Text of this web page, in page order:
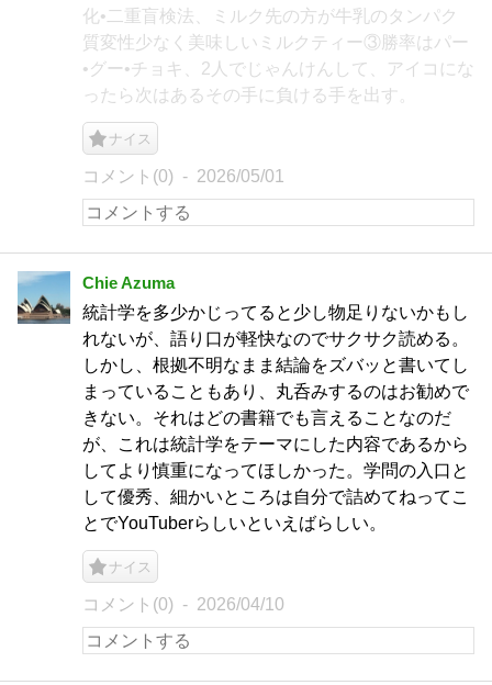
化•二重盲検法、ミルク先の方が牛乳のタンパク
質変性少なく美味しいミルクティー③勝率はパー
•グー•チョキ、2人でじゃんけんして、アイコにな
ったら次はあるその手に負ける手を出す。
ナイス
コメント(0) 2026/05/01
Chie Azuma
統計学を多少かじってると少し物足りないかもし
れないが、語り口が軽快なのでサクサク読める。
しかし、根拠不明なまま結論をズバッと書いてし
まっていることもあり、丸呑みするのはお勧めで
きない。それはどの書籍でも言えることなのだ
が、これは統計学をテーマにした内容であるから
してより慎重になってほしかった。学問の入口と
して優秀、細かいところは自分で詰めてねってこ
とでYouTuberらしいといえばらしい。
ナイス
コメント(0) 2026/04/10